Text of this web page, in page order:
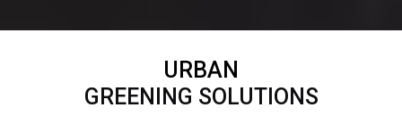
URBAN
GREENING SOLUTIONS